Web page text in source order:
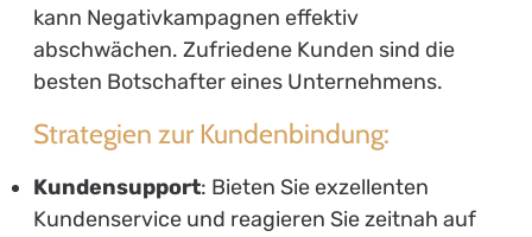
kann Negativkampagnen effektiv
abschwächen. Zufriedene Kunden sind die
besten Botschafter eines Unternehmens.
Strategien zur Kundenbindung:
Kundensupport: Bieten Sie exzellenten
Kundenservice und reagieren Sie zeitnah auf